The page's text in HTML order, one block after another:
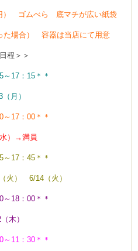
） ゴムべら 底マチが広い紙袋
た場合） 容器は当店にて用意
程＞＞
～17：15＊＊
月）
～17：00＊＊
）→満員
～17：45＊＊
火） 6/14（火）
～18：00＊＊
木）
～11：30＊＊